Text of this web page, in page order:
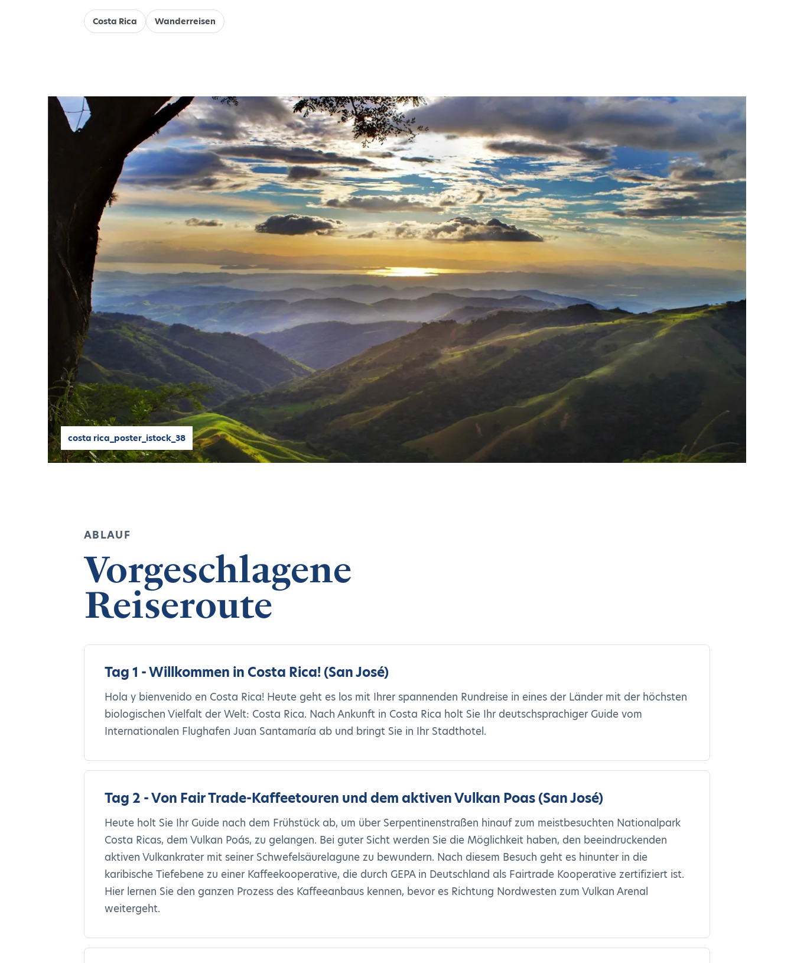
Costa Rica Wanderreisen
costa rica_poster_istock_38
ABLAUF
Vorgeschlagene
Reiseroute
Tag 1 - Willkommen in Costa Rica! (San José)
Hola y bienvenido en Costa Rica! Heute geht es los mit Ihrer spannenden Rundreise in eines der Länder mit der höchsten
biologischen Vielfalt der Welt: Costa Rica. Nach Ankunft in Costa Rica holt Sie Ihr deutschsprachiger Guide vom
Internationalen Flughafen Juan Santamaría ab und bringt Sie in Ihr Stadthotel.
Tag 2 - Von Fair Trade-Kaffeetouren und dem aktiven Vulkan Poas (San José)
Heute holt Sie Ihr Guide nach dem Frühstück ab, um über Serpentinenstraßen hinauf zum meistbesuchten Nationalpark
Costa Ricas, dem Vulkan Poás, zu gelangen. Bei guter Sicht werden Sie die Möglichkeit haben, den beeindruckenden
aktiven Vulkankrater mit seiner Schwefelsäurelagune zu bewundern. Nach diesem Besuch geht es hinunter in die
karibische Tiefebene zu einer Kaffeekooperative, die durch GEPA in Deutschland als Fairtrade Kooperative zertifiziert ist.
Hier lernen Sie den ganzen Prozess des Kaffeeanbaus kennen, bevor es Richtung Nordwesten zum Vulkan Arenal
weitergeht.